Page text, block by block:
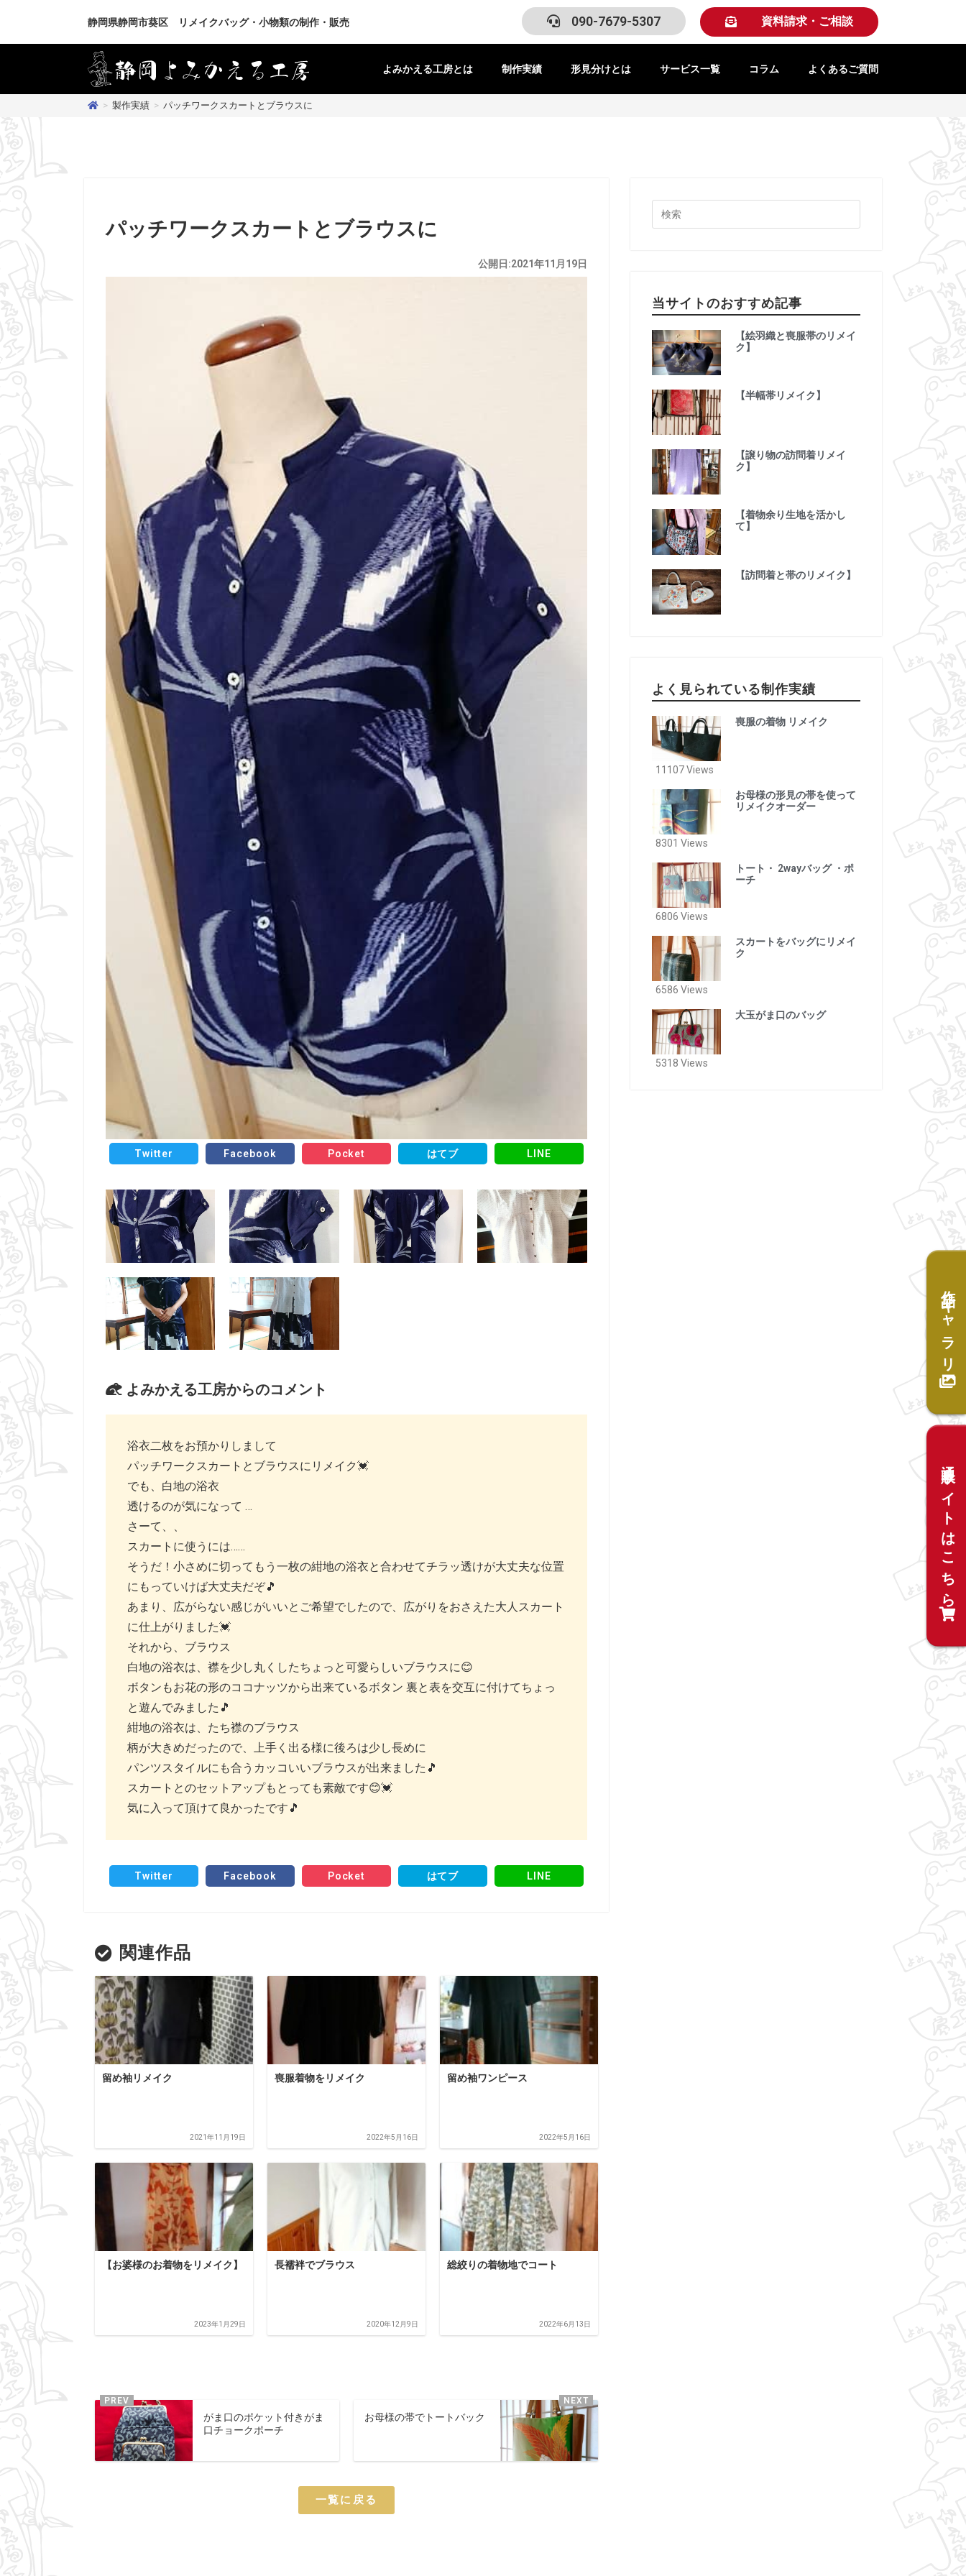
静岡県静岡市葵区 リメイクバッグ・小物類の制作・販売 090-7679-5307 資料請求・ご相談
よみかえる工房とは 制作実績 形見分けとは サービス一覧 コラム よくあるご質問
作品ギャラリー
通販サイトはこちら
> 製作実績 > パッチワークスカートとブラウスに
パッチワークスカートとブラウスに
公開日:2021年11月19日
Twitter Facebook Pocket はてブ LINE
よみかえる工房からのコメント
浴衣二枚をお預かりしまして
パッチワークスカートとブラウスにリメイク💓
でも、白地の浴衣
透けるのが気になって …
さーて、、
スカートに使うには……
そうだ！小さめに切ってもう一枚の紺地の浴衣と合わせてチラッ透けが大丈夫な位置
にもっていけば大丈夫だぞ🎵
あまり、広がらない感じがいいとご希望でしたので、広がりをおさえた大人スカート
に仕上がりました💓
それから、ブラウス
白地の浴衣は、襟を少し丸くしたちょっと可愛らしいブラウスに😊
ボタンもお花の形のココナッツから出来ているボタン 裏と表を交互に付けてちょっ
と遊んでみました🎵
紺地の浴衣は、たち襟のブラウス
柄が大きめだったので、上手く出る様に後ろは少し長めに
パンツスタイルにも合うカッコいいブラウスが出来ました🎵
スカートとのセットアップもとっても素敵です😊💓
気に入って頂けて良かったです🎵
Twitter Facebook Pocket はてブ LINE
関連作品
留め袖リメイク
2021年11月19日
喪服着物をリメイク
2022年5月16日
留め袖ワンピース
2022年5月16日
【お婆様のお着物をリメイク】
2023年1月29日
長襦袢でブラウス
2020年12月9日
総絞りの着物地でコート
2022年6月13日
がま口のポケット付きがま
口チョークポーチ
お母様の帯でトートバック
一覧に戻る
当サイトのおすすめ記事
【絵羽織と喪服帯のリメイ
ク】
【半幅帯リメイク】
【譲り物の訪問着リメイ
ク】
【着物余り生地を活かし
て】
【訪問着と帯のリメイク】
よく見られている制作実績
喪服の着物 リメイク
11107 Views
お母様の形見の帯を使って
リメイクオーダー
8301 Views
トート・ 2wayバッグ ・ポ
ーチ
6806 Views
スカートをバッグにリメイ
ク
6586 Views
大玉がま口のバッグ
5318 Views